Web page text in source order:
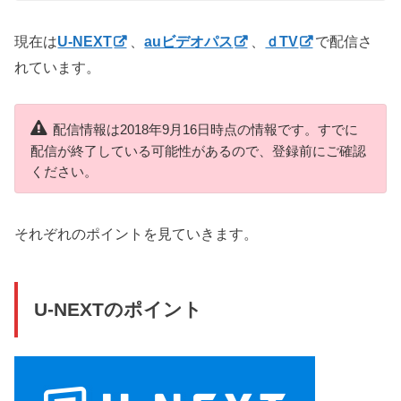
現在はU-NEXT 、auビデオパス ｄTV で配信さ
れています。
配信情報は2018年9月16日時点の情報です。すでに
配信が終了している可能性があるので、登録前にご確認
ください。
それぞれのポイントを見ていきます。
U-NEXTのポイント